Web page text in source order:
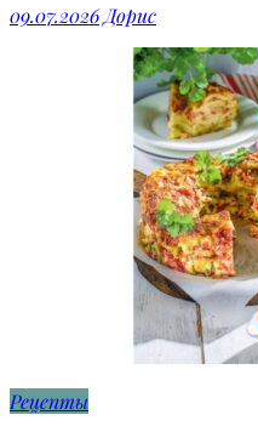
09.07.2026 Дорис
Рецепты